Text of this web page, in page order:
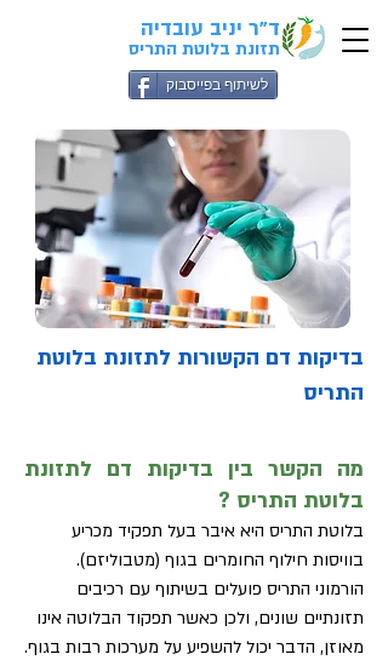
ד"ר יניב עובדיה
תזונת בלוטת התריס
לשיתוף בפייסבוק
בדיקות דם הקשורות לתזונת בלוטת
התריס
מה הקשר בין בדיקות דם לתזונת
בלוטת התריס ?
בלוטת התריס היא איבר בעל תפקיד מכריע
בוויסות חילוף החומרים בגוף (מטבוליזם).
הורמוני התריס פועלים בשיתוף עם רכיבים
תזונתיים שונים, ולכן כאשר תפקוד הבלוטה אינו
מאוזן, הדבר יכול להשפיע על מערכות רבות בגוף.